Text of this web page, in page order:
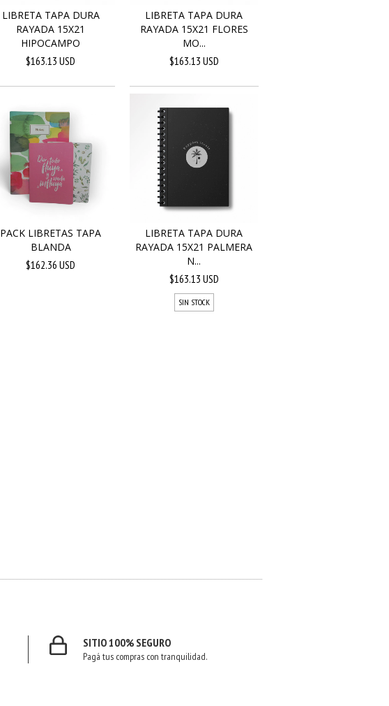
LIBRETA TAPA DURA
RAYADA 15X21
HIPOCAMPO
$163.13 USD
LIBRETA TAPA DURA
RAYADA 15X21 FLORES
MO...
$163.13 USD
PACK LIBRETAS TAPA
BLANDA
$162.36 USD
LIBRETA TAPA DURA
RAYADA 15X21 PALMERA
N...
$163.13 USD
SIN STOCK
SITIO 100% SEGURO
Pagá tus compras con tranquilidad.